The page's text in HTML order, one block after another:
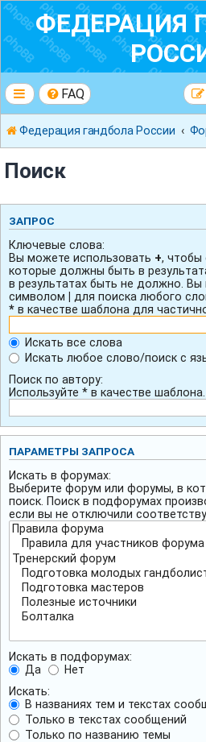
ФЕДЕРАЦИЯ
FAQ
Федерация гандбола России
Поиск
ЗАПРОС
Ключевые слова:
Вы можете использовать +, чтобы
которые должны быть в
в результатах быть не должно.
символом
для поиска любого
* в качестве шаблона для
Искать все слова
Искать любое слово/поиск с
Поиск по автору:
Используйте * в качестве шаблона.
ПАРАМЕТРЫ ЗАПРОСА
Искать в форумах:
Выберите форум или форумы, в
поиск. Поиск в подфорумах
если вы не отключили
Искать в подфорумах:
Да
Нет
Искать:
В названиях тем и текстах
Только в текстах сообщений
Только по названию темы